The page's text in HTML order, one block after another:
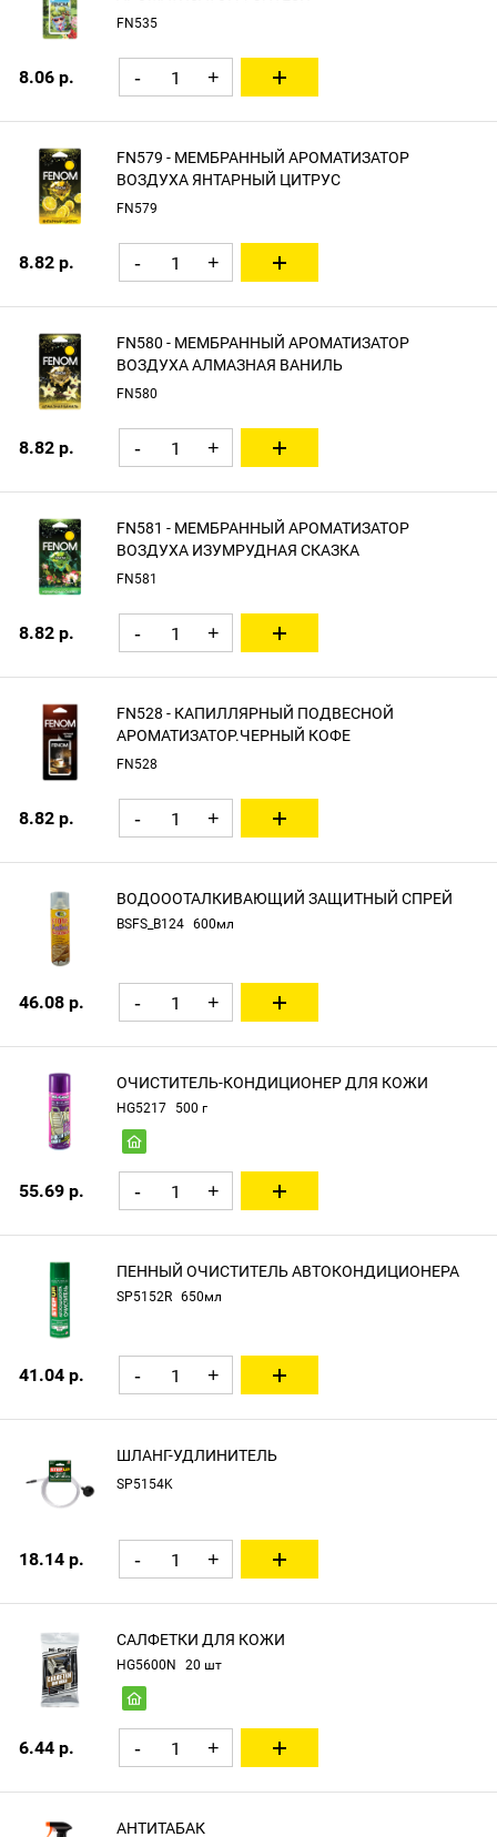
FN535
8.06 р. - +
FN579 - МЕМБРАННЫЙ АРОМАТИЗАТОР
ВОЗДУХА ЯНТАРНЫЙ ЦИТРУС
FN579
8.82 р. - +
FN580 - МЕМБРАННЫЙ АРОМАТИЗАТОР
ВОЗДУХА АЛМАЗНАЯ ВАНИЛЬ
FN580
8.82 р. - +
FN581 - МЕМБРАННЫЙ АРОМАТИЗАТОР
ВОЗДУХА ИЗУМРУДНАЯ СКАЗКА
FN581
8.82 р. - +
FN528 - КАПИЛЛЯРНЫЙ ПОДВЕСНОЙ
АРОМАТИЗАТОР.ЧЕРНЫЙ КОФЕ
FN528
8.82 р. - +
ВОДОООТАЛКИВАЮЩИЙ ЗАЩИТНЫЙ СПРЕЙ
BSFS_B124 600мл
46.08 р. - +
ОЧИСТИТЕЛЬ-КОНДИЦИОНЕР ДЛЯ КОЖИ
HG5217 500 г
55.69 р. - +
ПЕННЫЙ ОЧИСТИТЕЛЬ АВТОКОНДИЦИОНЕРА
SP5152R 650мл
41.04 р. - +
ШЛАНГ-УДЛИНИТЕЛЬ
SP5154K
18.14 р. - +
САЛФЕТКИ ДЛЯ КОЖИ
HG5600N 20 шт
6.44 р. - +
АНТИТАБАК